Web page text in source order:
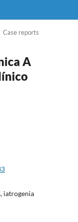
Case reports
A
iatrogenia